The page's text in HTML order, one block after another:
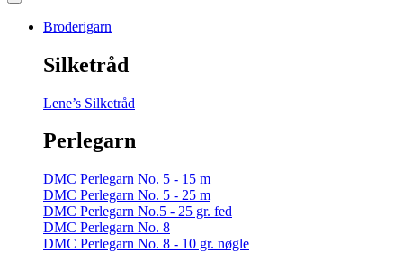
Broderigarn
Silketråd
Lene’s Silketråd
Perlegarn
DMC Perlegarn No. 5 - 15 m
DMC Perlegarn No. 5 - 25 m
DMC Perlegarn No.5 - 25 gr. fed
DMC Perlegarn No. 8
DMC Perlegarn No. 8 - 10 gr. nøgle